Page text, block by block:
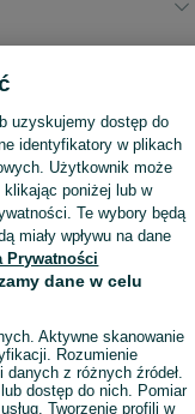
uzyskujemy dostęp do
identyfikatory w plikach
Użytkownik może
poniżej lub w
Te wybory będą
miały wpływu na dane
Prywatności
dane w celu
Aktywne skanowanie
Rozumienie
z różnych źródeł.
dostęp do nich. Pomiar
Tworzenie profili w